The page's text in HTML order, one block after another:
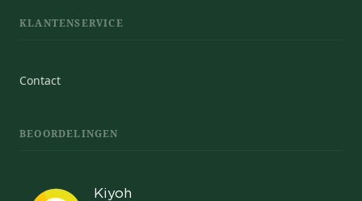
KLANTENSERVICE
Contact
BEOORDELINGEN